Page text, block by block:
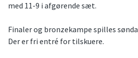
med 11-9 i afgørende sæt.
Finaler og bronzekampe spilles
Der er fri entré for tilskuere.